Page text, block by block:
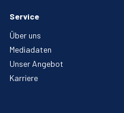
Service
Über uns
Mediadaten
Unser Angebot
Karriere